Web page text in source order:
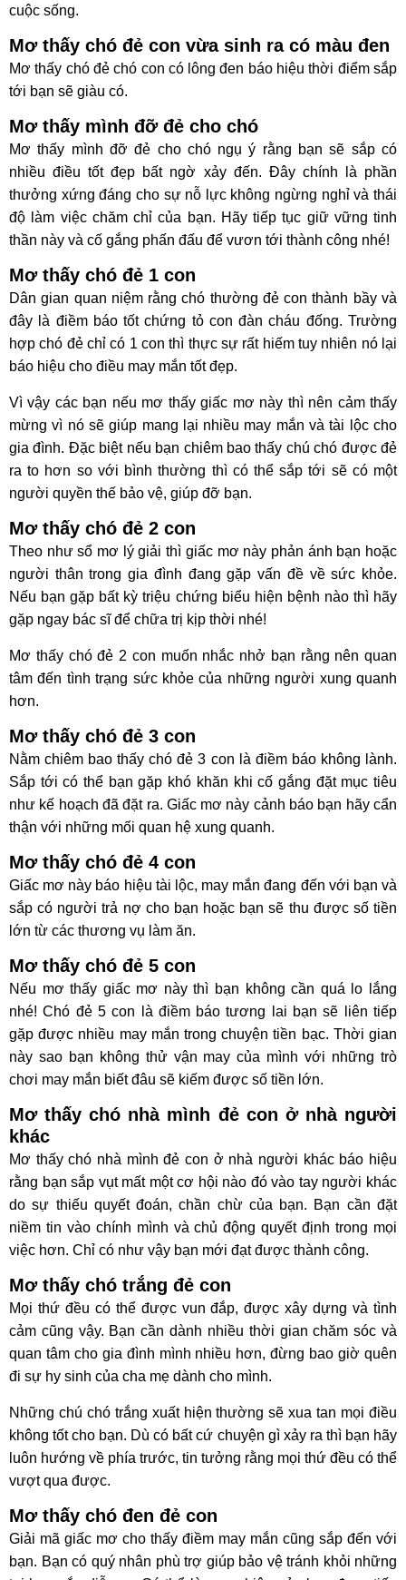
cuộc sống.
Mơ thấy chó đẻ con vừa sinh ra có màu đen
Mơ thấy chó đẻ chó con có lông đen báo hiệu thời điểm sắp
tới bạn sẽ giàu có.
Mơ thấy mình đỡ đẻ cho chó
Mơ thấy mình đỡ đẻ cho chó ngụ ý rằng bạn sẽ sắp có
nhiều điều tốt đẹp bất ngờ xảy đến. Đây chính là phần
thưởng xứng đáng cho sự nỗ lực không ngừng nghỉ và thái
độ làm việc chăm chỉ của bạn. Hãy tiếp tục giữ vững tinh
thần này và cố gắng phấn đấu để vươn tới thành công nhé!
Mơ thấy chó đẻ 1 con
Dân gian quan niệm rằng chó thường đẻ con thành bầy và
đây là điềm báo tốt chứng tỏ con đàn cháu đống. Trường
hợp chó đẻ chỉ có 1 con thì thực sự rất hiếm tuy nhiên nó lại
báo hiệu cho điều may mắn tốt đẹp.
Vì vậy các bạn nếu mơ thấy giấc mơ này thì nên cảm thấy
mừng vì nó sẽ giúp mang lại nhiều may mắn và tài lộc cho
gia đình. Đặc biệt nếu bạn chiêm bao thấy chú chó được đẻ
ra to hơn so với bình thường thì có thể sắp tới sẽ có một
người quyền thế bảo vệ, giúp đỡ bạn.
Mơ thấy chó đẻ 2 con
Theo như sổ mơ lý giải thì giấc mơ này phản ánh bạn hoặc
người thân trong gia đình đang gặp vấn đề về sức khỏe.
Nếu bạn gặp bất kỳ triệu chứng biểu hiện bệnh nào thì hãy
gặp ngay bác sĩ để chữa trị kịp thời nhé!
Mơ thấy chó đẻ 2 con muốn nhắc nhở bạn rằng nên quan
tâm đến tình trạng sức khỏe của những người xung quanh
hơn.
Mơ thấy chó đẻ 3 con
Nằm chiêm bao thấy chó đẻ 3 con là điềm báo không lành.
Sắp tới có thể bạn gặp khó khăn khi cố gắng đặt mục tiêu
như kế hoạch đã đặt ra. Giấc mơ này cảnh báo bạn hãy cẩn
thận với những mối quan hệ xung quanh.
Mơ thấy chó đẻ 4 con
Giấc mơ này báo hiệu tài lộc, may mắn đang đến với bạn và
sắp có người trả nợ cho bạn hoặc bạn sẽ thu được số tiền
lớn từ các thương vụ làm ăn.
Mơ thấy chó đẻ 5 con
Nếu mơ thấy giấc mơ này thì bạn không cần quá lo lắng
nhé! Chó đẻ 5 con là điềm báo tương lai bạn sẽ liên tiếp
gặp được nhiều may mắn trong chuyện tiền bạc. Thời gian
này sao bạn không thử vận may của mình với những trò
chơi may mắn biết đâu sẽ kiếm được số tiền lớn.
Mơ thấy chó nhà mình đẻ con ở nhà người
khác
Mơ thấy chó nhà mình đẻ con ở nhà người khác báo hiệu
rằng bạn sắp vụt mất một cơ hội nào đó vào tay người khác
do sự thiếu quyết đoán, chần chừ của bạn. Bạn cần đặt
niềm tin vào chính mình và chủ động quyết định trong mọi
việc hơn. Chỉ có như vậy bạn mới đạt được thành công.
Mơ thấy chó trắng đẻ con
Mọi thứ đều có thể được vun đắp, được xây dựng và tình
cảm cũng vậy. Bạn cần dành nhiều thời gian chăm sóc và
quan tâm cho gia đình mình nhiều hơn, đừng bao giờ quên
đi sự hy sinh của cha mẹ dành cho mình.
Những chú chó trắng xuất hiện thường sẽ xua tan mọi điều
không tốt cho bạn. Dù có bất cứ chuyện gì xảy ra thì bạn hãy
luôn hướng về phía trước, tin tưởng rằng mọi thứ đều có thể
vượt qua được.
Mơ thấy chó đen đẻ con
Giải mã giấc mơ cho thấy điềm may mắn cũng sắp đến với
bạn. Bạn có quý nhân phù trợ giúp bảo vệ tránh khỏi những